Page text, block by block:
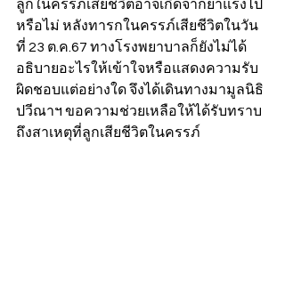
ลูกในครรภ์เสียชีวิตอาจเกิดจากยาแรงไป
หรือไม่ หลังทารกในครรภ์เสียชีวิตในวัน
ที่ 23 ต.ค.67 ทางโรงพยาบาลก็ยังไม่ได้
อธิบายอะไรให้เข้าใจหรือแสดงความรับ
ผิดชอบแต่อย่างใด จึงได้เดินทางมามูลนิธิ
ปวีณาฯ ขอความช่วยเหลือให้ได้รับทราบ
ถึงสาเหตุที่ลูกเสียชีวิตในครรภ์